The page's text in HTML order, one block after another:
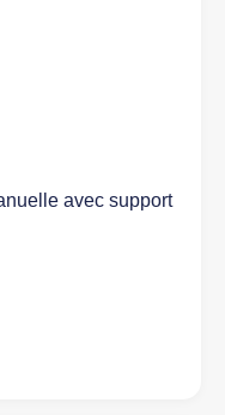
avec support